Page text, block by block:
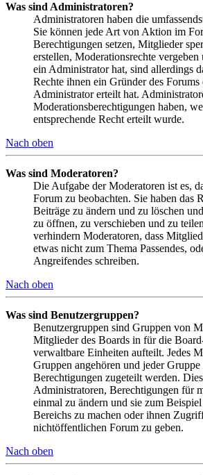
Was sind Administratoren?
Administratoren haben die
Sie können jede Art von Aktion im
Berechtigungen setzen, Mitglieder
erstellen, Moderationsrechte
ein Administrator hat, sind allerdings
Rechte ihnen ein Gründer des Forums
Administrator erteilt hat.
Moderationsberechtigungen haben,
entsprechende Recht erteilt wurde.
Nach oben
Was sind Moderatoren?
Die Aufgabe der Moderatoren ist es,
Forum zu beobachten. Sie haben das
Beiträge zu ändern und zu löschen
zu öffnen, zu verschieben und zu
verhindern Moderatoren, dass
etwas nicht zum Thema Passendes,
Angreifendes schreiben.
Nach oben
Was sind Benutzergruppen?
Benutzergruppen sind Gruppen von
Mitglieder des Boards in für die
verwaltbare Einheiten aufteilt. Jedes
Gruppen angehören und jeder
Berechtigungen zugeteilt werden.
Administratoren, Berechtigungen für
einmal zu ändern und sie zum
Bereichs zu machen oder ihnen
nichtöffentlichen Forum zu geben.
Nach oben